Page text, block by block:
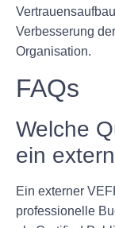
Verbesserung
Organisation.
FAQs
Welche
ein
Ein externer
professionelle